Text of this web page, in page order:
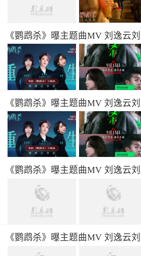
《鹦鹉杀》曝主题曲MV 刘逸云
《鹦鹉杀》曝主题曲MV 刘逸云
《鹦鹉杀》曝主题曲MV 刘逸云
《鹦鹉杀》曝主题曲MV 刘逸云